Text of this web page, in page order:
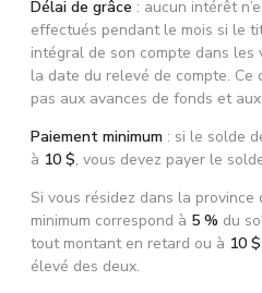
Délai de grâce : aucun intérêt
effectués pendant le mois si le
intégral de son compte dans
la date du relevé de compte. Ce
pas aux avances de fonds et
Paiement minimum : si le solde
à 10 $, vous devez payer le
Si vous résidez dans la
minimum correspond à 5 % du
tout montant en retard ou à 10 $
élevé des deux.